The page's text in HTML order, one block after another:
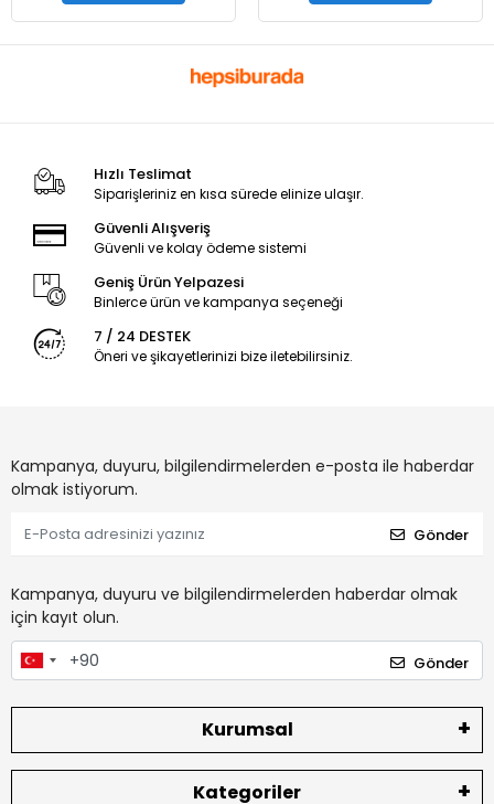
Hızlı Teslimat
Siparişleriniz en kısa sürede elinize ulaşır.
Güvenli Alışveriş
Güvenli ve kolay ödeme sistemi
Geniş Ürün Yelpazesi
Binlerce ürün ve kampanya seçeneği
7 / 24 DESTEK
Öneri ve şikayetlerinizi bize iletebilirsiniz.
Kampanya, duyuru, bilgilendirmelerden e-posta ile haberdar
olmak istiyorum.
Gönder
Kampanya, duyuru ve bilgilendirmelerden haberdar olmak
için kayıt olun.
Gönder
Kurumsal
Kategoriler